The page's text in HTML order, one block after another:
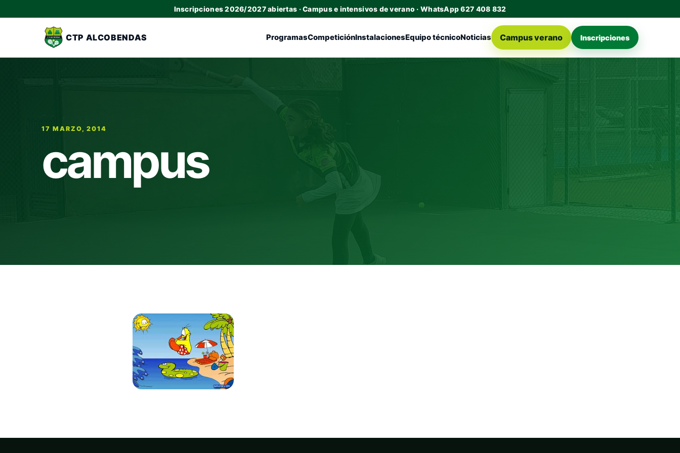
Inscripciones 2026/2027 abiertas · Campus e intensivos de verano · WhatsApp 627 408 832
CTP ALCOBENDAS ProgramasCompeticiónInstalacionesEquipo técnicoNoticias Campus verano Inscripciones
17 MARZO, 2014
campus